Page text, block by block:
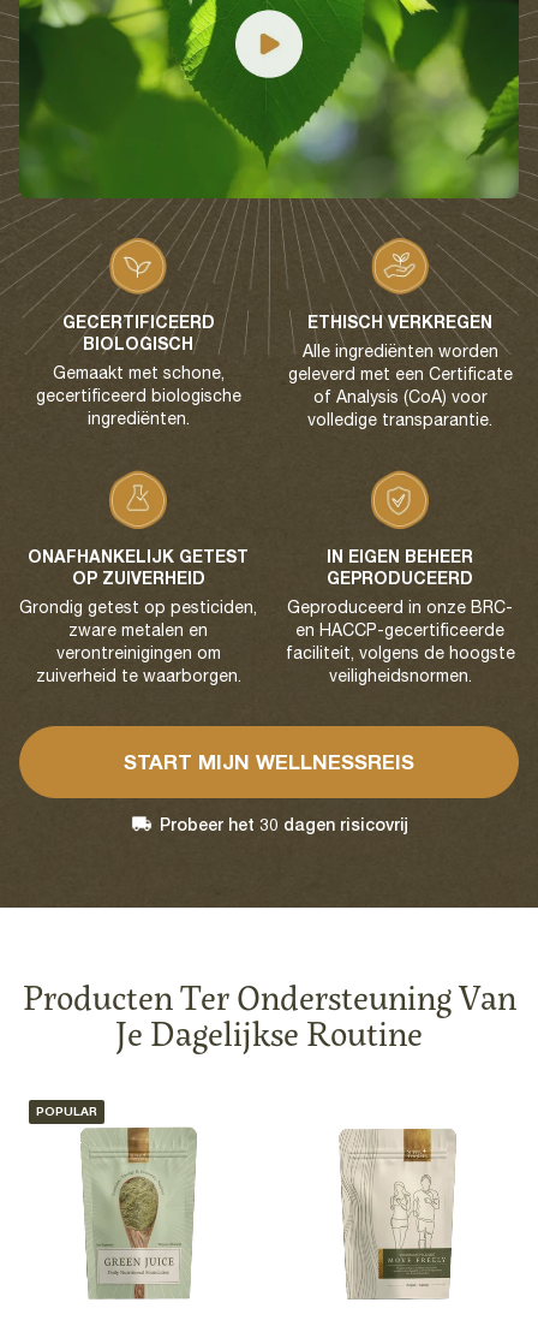
GECERTIFICEERD
BIOLOGISCH
Gemaakt met schone,
gecertificeerd biologische
ingrediënten.
ETHISCH VERKREGEN
Alle ingrediënten worden
geleverd met een Certificate
of Analysis (CoA) voor
volledige transparantie.
ONAFHANKELIJK GETEST
OP ZUIVERHEID
Grondig getest op pesticiden,
zware metalen en
verontreinigingen om
zuiverheid te waarborgen.
IN EIGEN BEHEER
GEPRODUCEERD
Geproduceerd in onze BRC-
en HACCP-gecertificeerde
faciliteit, volgens de hoogste
veiligheidsnormen.
START MIJN WELLNESSREIS
Probeer het 30 dagen risicovrij
Producten Ter Ondersteuning Van
Je Dagelijkse Routine
POPULAR